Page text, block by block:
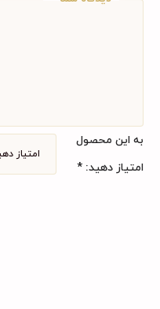
به این محصول
امتیاز دهید: *